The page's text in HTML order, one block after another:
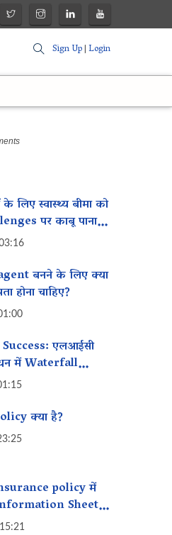
Sign Up|Login
के लिए स्वास्थ्य बीमा को
पर काबू पाना
करना
बनने के लिए क्या
होना चाहिए?
एलआईसी
में Waterfall
क्या है?
policy में
Sheet
के बारे में क्या पता